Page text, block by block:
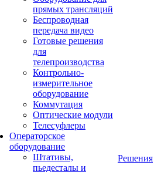
прямых трансляций
Беспроводная
передача видео
Готовые решения
для
телепроизводства
Контрольно-
измерительное
оборудование
Коммутация
Оптические модули
Телесуфлеры
Операторское
оборудование
Штативы,
пьедесталы и
Решения